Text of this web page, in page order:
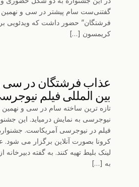
گفتنی‌ست سام پیشتر در سی و نهمین
فرشتگان” حضور داشت که ویدئویی
کریمسون […]
عذاب فرشتگان در سی
بین المللی فیلم
تازه ترین ساخته سام در سی و نهمین
نیوجرسی به نمایش درمیاید. این
فیلم در نیوجرسی آمریکاست.
کرونا بصورت آنلاین برگزار می شود.
به […]